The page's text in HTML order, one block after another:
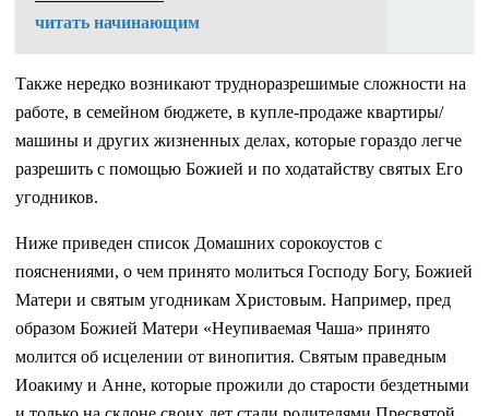
читать начинающим
Также нередко возникают трудноразрешимые сложности на
работе, в семейном бюджете, в купле-продаже квартиры/
машины и других жизненных делах, которые гораздо легче
разрешить с помощью Божией и по ходатайству святых Его
угодников.
Ниже приведен список Домашних сорокоустов с
пояснениями, о чем принято молиться Господу Богу, Божией
Матери и святым угодникам Христовым. Например, пред
образом Божией Матери «Неупиваемая Чаша» принято
молится об исцелении от винопития. Святым праведным
Иоакиму и Анне, которые прожили до старости бездетными